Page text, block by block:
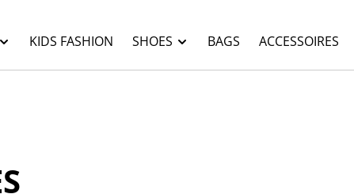
KIDS FASHION SHOES BAGS ACCESSOIRES